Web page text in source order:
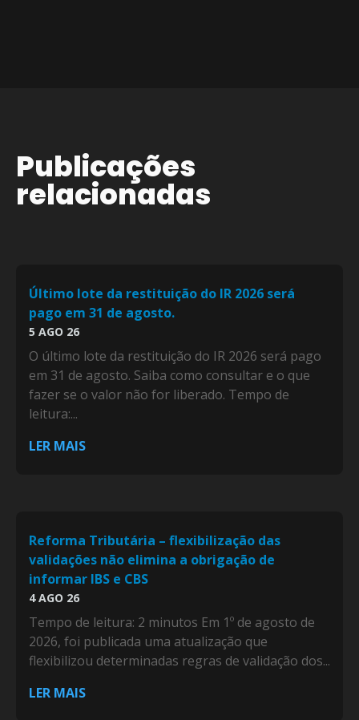
Publicações
relacionadas
Último lote da restituição do IR 2026 será
pago em 31 de agosto.
5 AGO 26
O último lote da restituição do IR 2026 será pago
em 31 de agosto. Saiba como consultar e o que
fazer se o valor não for liberado. Tempo de
leitura:...
LER MAIS
Reforma Tributária – flexibilização das
validações não elimina a obrigação de
informar IBS e CBS
4 AGO 26
Tempo de leitura: 2 minutos Em 1º de agosto de
2026, foi publicada uma atualização que
flexibilizou determinadas regras de validação dos...
LER MAIS